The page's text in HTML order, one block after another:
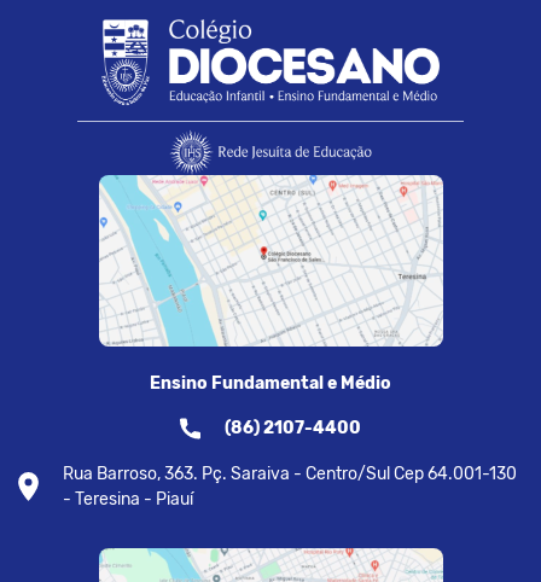
Ensino Fundamental e Médio
(86) 2107-4400
Rua Barroso, 363. Pç. Saraiva - Centro/Sul Cep 64.001-130
- Teresina - Piauí